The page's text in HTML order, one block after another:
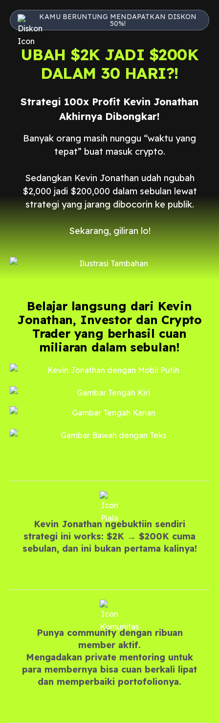
KAMU BERUNTUNG MENDAPATKAN DISKON
50%!
UBAH $2K JADI $200K
DALAM 30 HARI?!
Strategi 100x Profit Kevin Jonathan
Akhirnya Dibongkar!
Banyak orang masih nunggu “waktu yang
tepat” buat masuk crypto.
Sedangkan Kevin Jonathan udah ngubah
$2,000 jadi $200,000 dalam sebulan lewat
strategi yang jarang dibocorin ke publik.
Sekarang, giliran lo!
Belajar langsung dari Kevin
Jonathan, Investor dan Crypto
Trader yang berhasil cuan
miliaran dalam sebulan!
Kevin Jonathan ngebuktiin sendiri
strategi ini works: $2K → $200K cuma
sebulan, dan ini bukan pertama kalinya!
Punya community dengan ribuan
member aktif.
Mengadakan private mentoring untuk
para membernya bisa cuan berkali lipat
dan memperbaiki portofolionya.